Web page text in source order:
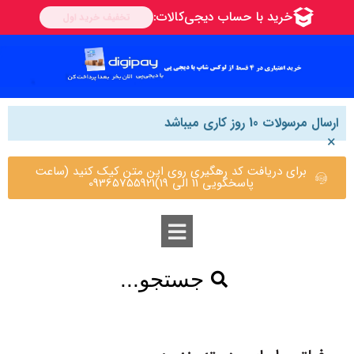
ارسال مرسولات 10 روز کاری میباشد
×
برای دریافت کد رهگیری روی این متن کیک کنید (ساعت
پاسخگویی 11 الی 19)09365755921
جستجو...